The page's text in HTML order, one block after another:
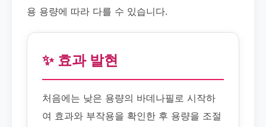
용 용량에 따라 다를 수 있습니다.
✨ 효과 발현
처음에는 낮은 용량의 바데나필로 시작하
여 효과와 부작용을 확인한 후 용량을 조절